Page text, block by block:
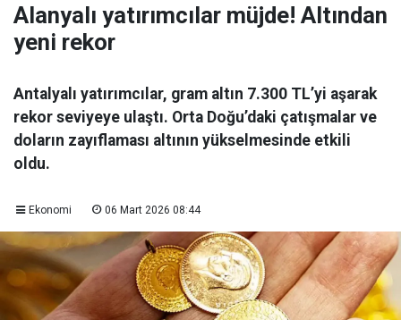
Alanyalı yatırımcılar müjde! Altından
yeni rekor
Antalyalı yatırımcılar, gram altın 7.300 TL’yi aşarak
rekor seviyeye ulaştı. Orta Doğu’daki çatışmalar ve
doların zayıflaması altının yükselmesinde etkili
oldu.
Ekonomi 06 Mart 2026 08:44